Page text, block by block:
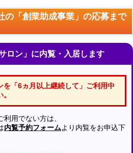
の「創業助成事業」の応募まで
ロン」に内覧・入居します
「6ヵ月以上継続して」ご利用中
用でない方は、
内覧予約フォームより内覧をお申込下